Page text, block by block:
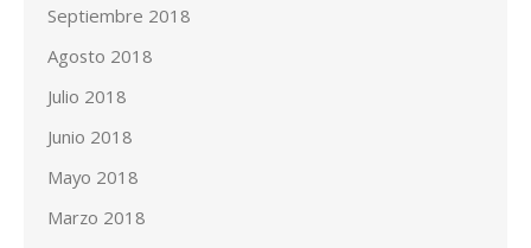
Septiembre 2018
Agosto 2018
Julio 2018
Junio 2018
Mayo 2018
Marzo 2018